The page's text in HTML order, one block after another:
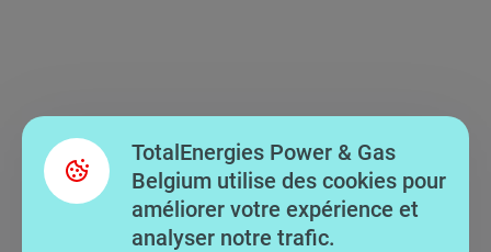
TotalEnergies Power & Gas
Belgium utilise des cookies pour
améliorer votre expérience et
analyser notre trafic.